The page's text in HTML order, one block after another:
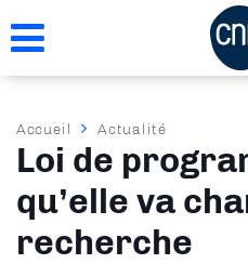
au
Fil
d'Ariane
Accueil Actualité
Loi de
qu’elle va
recherche